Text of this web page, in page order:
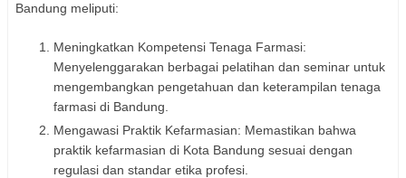
Bandung meliputi:
Meningkatkan Kompetensi Tenaga Farmasi:
Menyelenggarakan berbagai pelatihan dan seminar untuk
mengembangkan pengetahuan dan keterampilan tenaga
farmasi di Bandung.
Mengawasi Praktik Kefarmasian: Memastikan bahwa
praktik kefarmasian di Kota Bandung sesuai dengan
regulasi dan standar etika profesi.